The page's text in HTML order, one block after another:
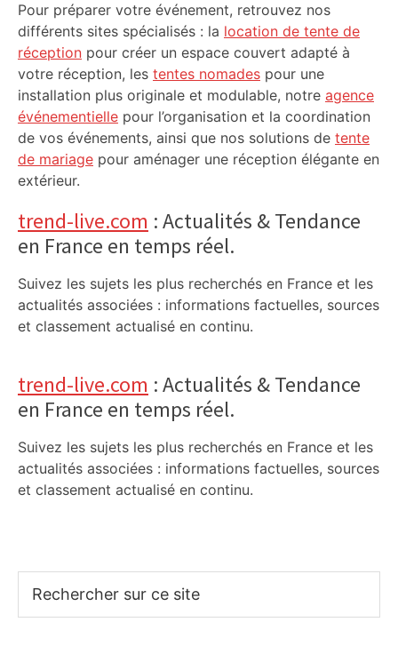
Pour préparer votre événement, retrouvez nos
différents sites spécialisés : la location de tente de
réception pour créer un espace couvert adapté à
votre réception, les tentes nomades pour une
installation plus originale et modulable, notre agence
événementielle pour l’organisation et la coordination
de vos événements, ainsi que nos solutions de tente
de mariage pour aménager une réception élégante en
extérieur.
trend-live.com : Actualités & Tendance
en France en temps réel.
Suivez les sujets les plus recherchés en France et les
actualités associées : informations factuelles, sources
et classement actualisé en continu.
trend-live.com : Actualités & Tendance
en France en temps réel.
Suivez les sujets les plus recherchés en France et les
actualités associées : informations factuelles, sources
et classement actualisé en continu.
sur